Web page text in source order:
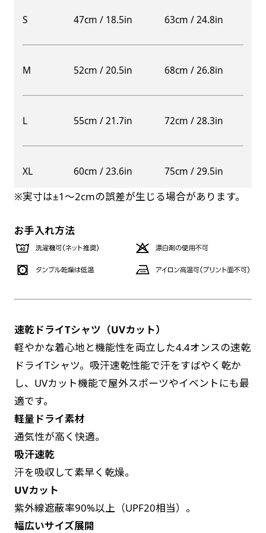
S 47cm / 18.5in 63cm / 24.8in
M 52cm / 20.5in 68cm / 26.8in
L 55cm / 21.7in 72cm / 28.3in
XL 60cm / 23.6in 75cm / 29.5in
※実寸は±1〜2cmの誤差が生じる場合があります。
お手入れ方法
速乾ドライTシャツ（UVカット）
軽やかな着心地と機能性を両立した4.4オンスの速乾
ドライTシャツ。吸汗速乾性能で汗をすばやく乾か
し、UVカット機能で屋外スポーツやイベントにも最
適です。
軽量ドライ素材
通気性が高く快適。
吸汗速乾
汗を吸収して素早く乾燥。
UVカット
紫外線遮蔽率90%以上（UPF20相当）。
幅広いサイズ展開
自由入力(60x180以内)
お好みのサイズで縦幕・横幕の作成が可能です。
あんな場所こんな場所お好みのサイズでお好みの
幕の製作をお楽しみください
レギュラーのれん
けて疑似的にのれんのような幕をつくります。お
レギュラーのれんスリムは横幕の上部にチチを5
か所つけて疑似的にのれんのような幕をつくりま
ます。（レギュラーのれん縦50cm／レギュラー
スリムのれん縦30cm）お店の入口付近の装飾に
是非！
る場所でのぼり旗を使用する際に推奨されてい
ます。防炎加工によってのぼり旗が炎に触れても
燃えにくくなります。（燃えるというより溶け
るに近くなるイメージ）一般的な方法は、旗の
素材に特殊な化学薬品を使用して延焼を抑えま
お急ぎ［ +330円 ］
お急ぎは翌営業日発送（基本12時締め切り)枚数
によって対応できない場合、ギリギリでも対応
できる場合もあります。防炎加工、トロピカル
生地は対応不可です。